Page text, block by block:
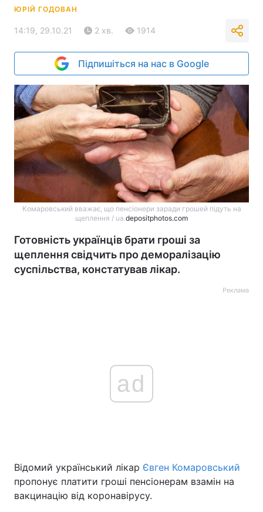
ЮРІЙ ГОДОВАН
14:19, 29.10.21 2 хв. 1914
Підпишіться на нас в Google
Комаровський вважає, що пенсіонери заради грошей підуть на
щеплення / ua.depositphotos.com
Готовність українців брати гроші за
щеплення свідчить про деморалізацію
суспільства, констатував лікар.
Реклама
ad
Відомий український лікар Євген Комаровський
пропонує платити гроші пенсіонерам взамін на
вакцинацію від коронавірусу.